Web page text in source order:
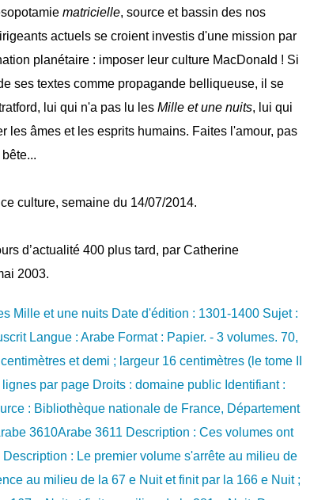
matricielle, source et bassin des nos
actuels se croient investis d'une mission par
planétaire : imposer leur culture MacDonald ! Si
ses textes comme propagande belliqueuse, il se
lui qui n'a pas lu les Mille et une nuits, lui qui
les âmes et les esprits humains. Faites l'amour, pas
culture, semaine du 14/07/2014.
d’actualité 400 plus tard, par Catherine
2003.